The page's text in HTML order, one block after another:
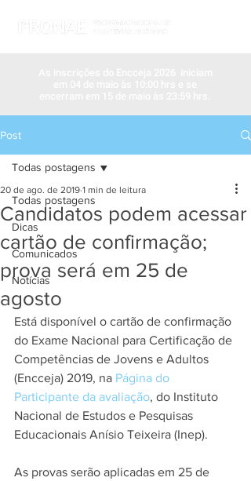
Post
Todas postagens
Dicas
Comunicados
Notícias
Todas postagens
Candidatos podem acessar
cartão de confirmação;
prova será em 25 de
agosto
20 de ago. de 2019 1 min de leitura
Está disponível o cartão de confirmação
do Exame Nacional para Certificação de
Competências de Jovens e Adultos
(Encceja) 2019, na Página do
Participante da avaliação, do Instituto
Nacional de Estudos e Pesquisas
Educacionais Anísio Teixeira (Inep).
As provas serão aplicadas em 25 de